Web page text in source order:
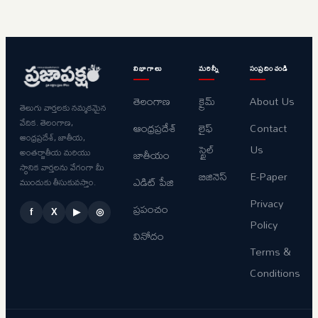
తెలుగు వార్తలకు నమ్మకమైన
వేదిక. తెలంగాణ,
ఆంధ్రప్రదేశ్, జాతీయ,
అంతర్జాతీయ మరియు
స్థానిక వార్తలను వేగంగా మీ
ముందుకు తీసుకువస్తాం.
f X ▶ ◎
విభాగాలు
తెలంగాణ
ఆంధ్రప్రదేశ్
జాతీయం
ఎడిట్ పేజి
ప్రపంచం
వినోదం
మరిన్నీ
క్రైమ్
లైఫ్
స్టైల్
బిజినెస్
సంప్రదించండి
About Us
Contact
Us
E-Paper
Privacy
Policy
Terms &
Conditions